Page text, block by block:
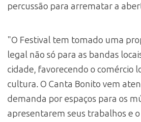
percussão para arrematar a
"O Festival tem tomado uma
legal não só para as bandas
cidade, favorecendo o comércio
cultura. O Canta Bonito vem
demanda por espaços para os
apresentarem seus trabalhos e